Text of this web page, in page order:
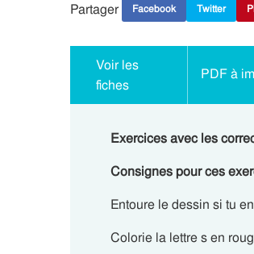
Partager Facebook Twitter
Voir les
fiches
PDF à
Exercices avec les
Consignes pour ces
Entoure le dessin si tu
Colorie la lettre s en